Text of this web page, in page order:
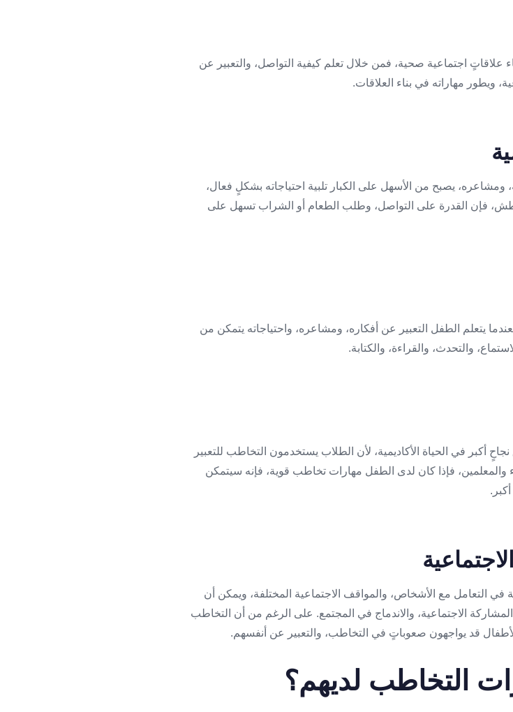
علاقاتٍ اجتماعية صحية، فمن خلال تعلم كيفية التواصل، والتعبير عن
ويطور مهاراته في بناء العلاقات.
ومشاعره، يصبح من الأسهل على الكبار تلبية احتياجاته بشكلٍ فعال،
فإن القدرة على التواصل، وطلب الطعام أو الشراب تسهل على
يتعلم الطفل التعبير عن أفكاره، ومشاعره، واحتياجاته يتمكن من
والتحدث، والقراءة، والكتابة.
أكبر في الحياة الأكاديمية، لأن الطلاب يستخدمون التخاطب للتعبير
والمعلمين، فإذا كان لدى الطفل مهارات تخاطب قوية، فإنه سيتمكن
التعامل مع الأشخاص، والمواقف الاجتماعية المختلفة، ويمكن أن
الاجتماعية، والاندماج في المجتمع. على الرغم من أن التخاطب
قد يواجهون صعوباتٍ في التخاطب، والتعبير عن أنفسهم.
التخاطب لديهم؟